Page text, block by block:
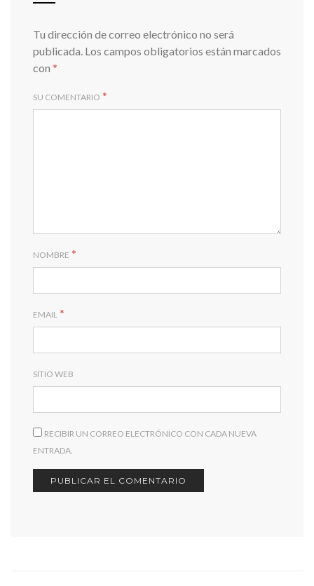
Tu dirección de correo electrónico no será
publicada. Los campos obligatorios están marcados
con *
SU COMENTARIO *
NOMBRE *
EMAIL *
SITIO WEB
RECIBIR UN CORREO ELECTRÓNICO CON CADA NUEVA
ENTRADA.